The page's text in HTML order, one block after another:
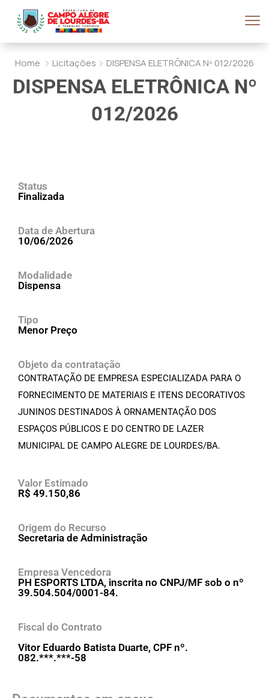
Home Licitações DISPENSA ELETRÔNICA Nº 012/2026
DISPENSA ELETRÔNICA Nº
012/2026
Status
Finalizada
Data de Abertura
10/06/2026
Modalidade
Dispensa
Tipo
Menor Preço
Objeto da contratação
CONTRATAÇÃO DE EMPRESA ESPECIALIZADA PARA O
FORNECIMENTO DE MATERIAIS E ITENS DECORATIVOS
JUNINOS DESTINADOS À ORNAMENTAÇÃO DOS
ESPAÇOS PÚBLICOS E DO CENTRO DE LAZER
MUNICIPAL DE CAMPO ALEGRE DE LOURDES/BA.
Valor Estimado
R$ 49.150,86
Origem do Recurso
Secretaria de Administração
Empresa Vencedora
PH ESPORTS LTDA, inscrita no CNPJ/MF sob o nº
39.504.504/0001-84.
Fiscal do Contrato
Vitor Eduardo Batista Duarte, CPF nº.
082.***.***-58